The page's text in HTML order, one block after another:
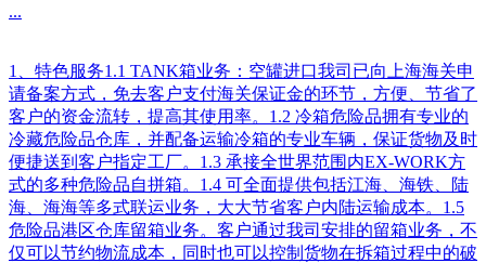
...
1、特色服务1.1 TANK箱业务：空罐进口我司已向上海海关申
请备案方式，免去客户支付海关保证金的环节，方便、节省了
客户的资金流转，提高其使用率。1.2 冷箱危险品拥有专业的
冷藏危险品仓库，并配备运输冷箱的专业车辆，保证货物及时
便捷送到客户指定工厂。1.3 承接全世界范围内EX-WORK方
式的多种危险品自拼箱。1.4 可全面提供包括江海、海铁、陆
海、海海等多式联运业务，大大节省客户内陆运输成本。1.5
危险品港区仓库留箱业务。客户通过我司安排的留箱业务，不
仅可以节约物流成本，同时也可以控制货物在拆箱过程中的破